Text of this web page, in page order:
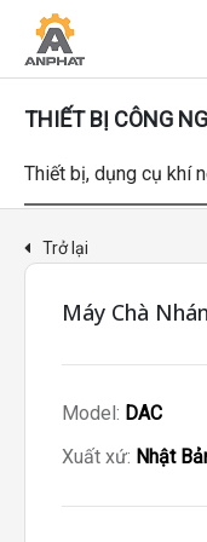
THIẾT BỊ CÔNG
Thiết bị, dụng cụ khí
Trở lại
Máy Chà
Model: DAC
Xuất xứ: Nhật